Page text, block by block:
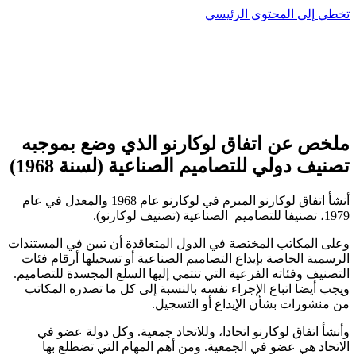
تخطي إلى المحتوى الرئيسي
ملخص عن اتفاق لوكارنو الذي وضع بموجبه
تصنيف دولي للتصاميم الصناعية (لسنة 1968)
أنشأ اتفاق لوكارنو المبرم في لوكارنو عام 1968 والمعدل في عام
1979، تصنيفا للتصاميم الصناعية (تصنيف لوكارنو).
وعلى المكاتب المختصة في الدول المتعاقدة أن تبين في المستندات
الرسمية الخاصة بإيداع التصاميم الصناعية أو تسجيلها أرقام فئات
التصنيف وفئاته الفرعية التي تنتمي إليها السلع المجسدة للتصاميم.
ويجب أيضا اتباع الإجراء نفسه بالنسبة إلى كل ما تصدره المكاتب
من منشورات بشأن الإيداع أو التسجيل.
وأنشأ اتفاق لوكارنو اتحادا، وللاتحاد جمعية. وكل دولة عضو في
الاتحاد هي عضو في الجمعية. ومن أهم المهام التي تضطلع بها